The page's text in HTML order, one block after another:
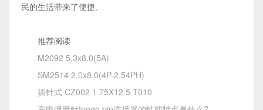
民的生活带来了便捷。
推荐阅读
M2092 5.3x8.0(5A)
SM2514 2.0x8.0(4P-2.54PH)
插针式 CZ002 1.75X12.5 T010